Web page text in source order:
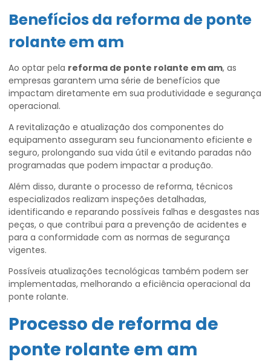
Benefícios da reforma de ponte
rolante em am
Ao optar pela reforma de ponte rolante em am, as
empresas garantem uma série de benefícios que
impactam diretamente em sua produtividade e segurança
operacional.
A revitalização e atualização dos componentes do
equipamento asseguram seu funcionamento eficiente e
seguro, prolongando sua vida útil e evitando paradas não
programadas que podem impactar a produção.
Além disso, durante o processo de reforma, técnicos
especializados realizam inspeções detalhadas,
identificando e reparando possíveis falhas e desgastes nas
peças, o que contribui para a prevenção de acidentes e
para a conformidade com as normas de segurança
vigentes.
Possíveis atualizações tecnológicas também podem ser
implementadas, melhorando a eficiência operacional da
ponte rolante.
Processo de reforma de
ponte rolante em am